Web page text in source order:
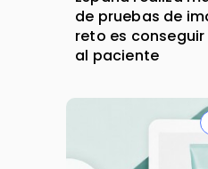
de pruebas de
reto es
al paciente